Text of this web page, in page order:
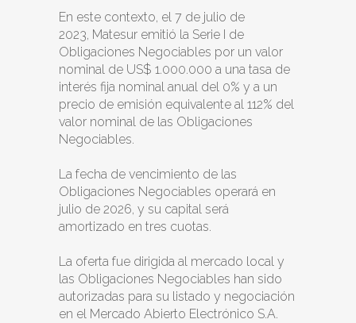
En este contexto, el 7 de julio de
2023, Matesur emitió la Serie I de
Obligaciones Negociables por un valor
nominal de US$ 1.000.000 a una tasa de
interés fija nominal anual del 0% y a un
precio de emisión equivalente al 112% del
valor nominal de las Obligaciones
Negociables.
La fecha de vencimiento de las
Obligaciones Negociables operará en
julio de 2026, y su capital será
amortizado en tres cuotas.
La oferta fue dirigida al mercado local y
las Obligaciones Negociables han sido
autorizadas para su listado y negociación
en el Mercado Abierto Electrónico S.A.